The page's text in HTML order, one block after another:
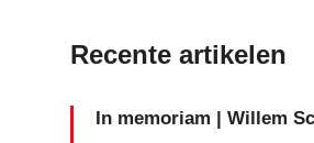
Recente artikelen
In memoriam | Willem